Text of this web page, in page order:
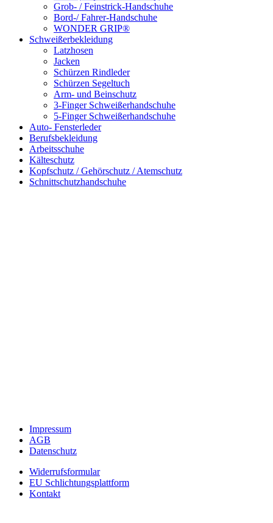
Grob- / Feinstrick-Handschuhe
Bord-/ Fahrer-Handschuhe
WONDER GRIP®
Schweißerbekleidung
Latzhosen
Jacken
Schürzen Rindleder
Schürzen Segeltuch
Arm- und Beinschutz
3-Finger Schweißerhandschuhe
5-Finger Schweißerhandschuhe
Auto- Fensterleder
Berufsbekleidung
Arbeitsschuhe
Kälteschutz
Kopfschutz / Gehörschutz / Atemschutz
Schnittschutzhandschuhe
Impressum
AGB
Datenschutz
Widerrufsformular
EU Schlichtungsplattform
Kontakt